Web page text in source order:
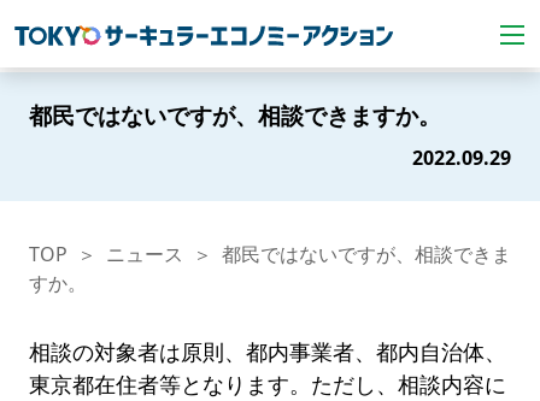
都民ではないですが、相談できますか。
2022.09.29
TOP ニュース
都民ではないですが、相談できま
すか。
相談の対象者は原則、都内事業者、都内自治体、
東京都在住者等となります。ただし、相談内容に